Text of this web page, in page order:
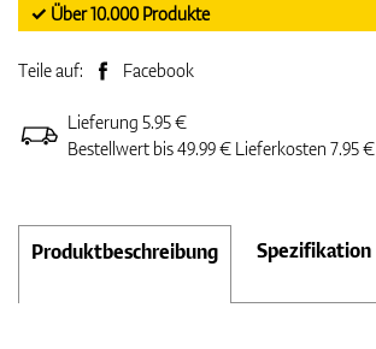
✓ Über 10.000 Produkte
Teile auf: Facebook
Lieferung 5.95 €
Bestellwert bis 49.99 € Lieferkosten 7.95 €
Produktbeschreibung Spezifikation